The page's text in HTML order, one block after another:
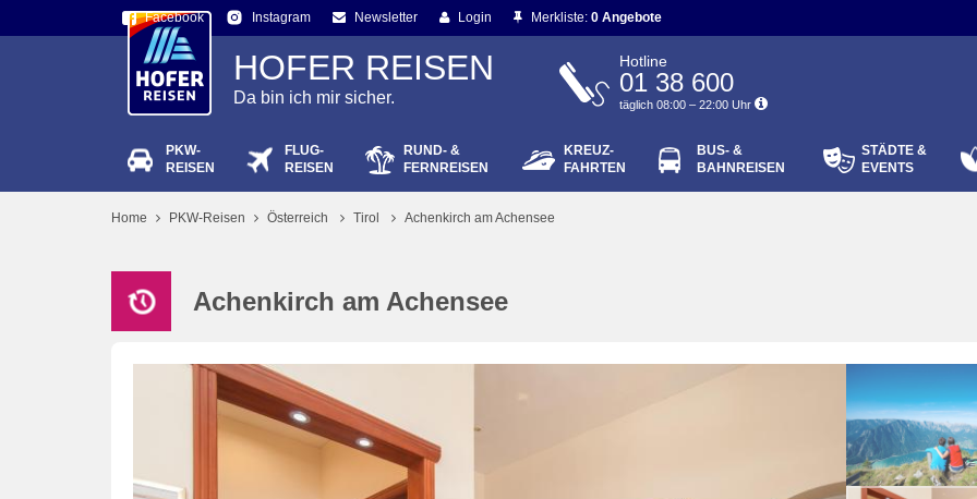
Facebook Instagram Newsletter Login
Passwort vergessen?
Merkliste: 0 Angebote
HOFER REISEN
Da bin ich mir sicher.
Hotline
01 38 600
täglich 08:00 – 22:00 Uhr
PKW-
REISEN
FLUG-
REISEN
RUND- &
FERNREISEN
KREUZ-
FAHRTEN
BUS- &
BAHNREISEN
STÄDTE &
EVENTS
Home PKW-Reisen Österreich Tirol Achenkirch am Achensee
Achenkirch am Achensee